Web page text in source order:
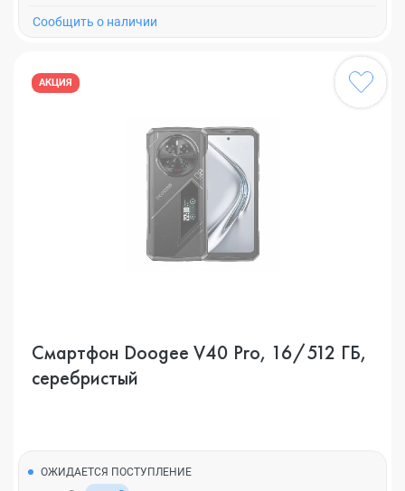
Cообщить о наличии
АКЦИЯ
Смартфон Doogee V40 Pro, 16/512 ГБ,
серебристый
ОЖИДАЕТСЯ ПОСТУПЛЕНИЕ